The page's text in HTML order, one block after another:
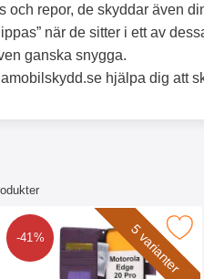
och repor, de skyddar även
när de sitter i ett av
ganska snygga.
hjälpa dig att
Edge 20 Pro som favorit
5 varianter
-41%
new Standcase Wallet